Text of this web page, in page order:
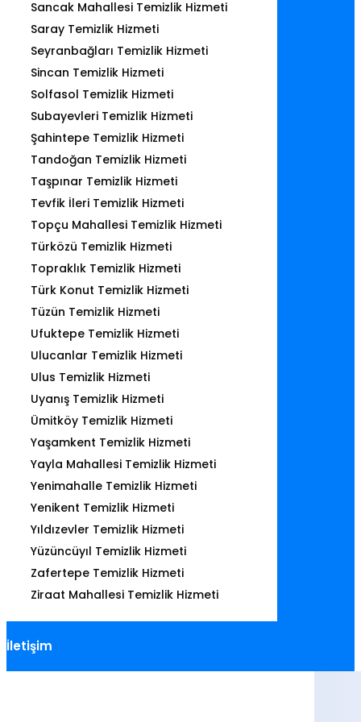
Sancak Mahallesi Temizlik Hizmeti
Saray Temizlik Hizmeti
Seyranbağları Temizlik Hizmeti
Sincan Temizlik Hizmeti
Solfasol Temizlik Hizmeti
Subayevleri Temizlik Hizmeti
Şahintepe Temizlik Hizmeti
Tandoğan Temizlik Hizmeti
Taşpınar Temizlik Hizmeti
Tevfik İleri Temizlik Hizmeti
Topçu Mahallesi Temizlik Hizmeti
Türközü Temizlik Hizmeti
Topraklık Temizlik Hizmeti
Türk Konut Temizlik Hizmeti
Tüzün Temizlik Hizmeti
Ufuktepe Temizlik Hizmeti
Ulucanlar Temizlik Hizmeti
Ulus Temizlik Hizmeti
Uyanış Temizlik Hizmeti
Ümitköy Temizlik Hizmeti
Yaşamkent Temizlik Hizmeti
Yayla Mahallesi Temizlik Hizmeti
Yenimahalle Temizlik Hizmeti
Yenikent Temizlik Hizmeti
Yıldızevler Temizlik Hizmeti
Yüzüncüyıl Temizlik Hizmeti
Zafertepe Temizlik Hizmeti
Ziraat Mahallesi Temizlik Hizmeti
İletişim